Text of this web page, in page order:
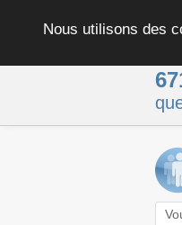
Nous utilisons des